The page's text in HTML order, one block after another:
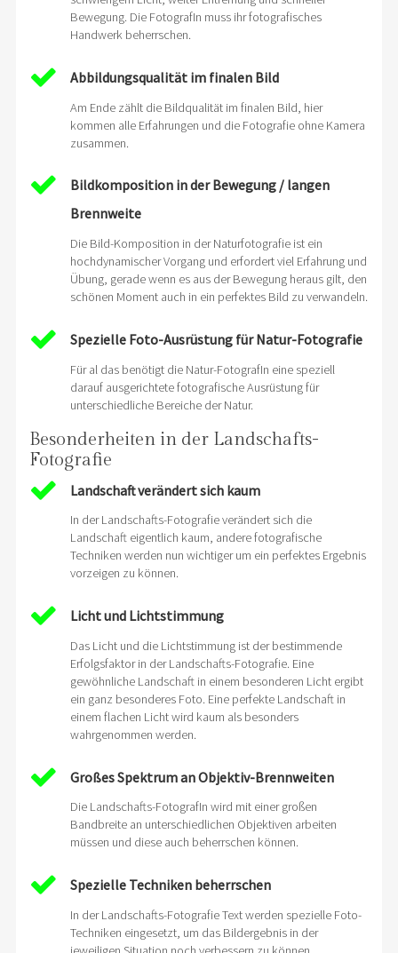
Bewegung. Die FotografIn muss ihr fotografisches
Handwerk beherrschen.
Abbildungsqualität im finalen Bild
Am Ende zählt die Bildqualität im finalen Bild, hier
kommen alle Erfahrungen und die Fotografie ohne Kamera
zusammen.
Bildkomposition in der Bewegung / langen
Brennweite
Die Bild-Komposition in der Naturfotografie ist ein
hochdynamischer Vorgang und erfordert viel Erfahrung und
Übung, gerade wenn es aus der Bewegung heraus gilt, den
schönen Moment auch in ein perfektes Bild zu verwandeln.
Spezielle Foto-Ausrüstung für Natur-Fotografie
Für al das benötigt die Natur-FotografIn eine speziell
darauf ausgerichtete fotografische Ausrüstung für
unterschiedliche Bereiche der Natur.
Besonderheiten in der Landschafts-
Fotografie
Landschaft verändert sich kaum
In der Landschafts-Fotografie verändert sich die
Landschaft eigentlich kaum, andere fotografische
Techniken werden nun wichtiger um ein perfektes Ergebnis
vorzeigen zu können.
Licht und Lichtstimmung
Das Licht und die Lichtstimmung ist der bestimmende
Erfolgsfaktor in der Landschafts-Fotografie. Eine
gewöhnliche Landschaft in einem besonderen Licht ergibt
ein ganz besonderes Foto. Eine perfekte Landschaft in
einem flachen Licht wird kaum als besonders
wahrgenommen werden.
Großes Spektrum an Objektiv-Brennweiten
Die Landschafts-FotografIn wird mit einer großen
Bandbreite an unterschiedlichen Objektiven arbeiten
müssen und diese auch beherrschen können.
Spezielle Techniken beherrschen
In der Landschafts-Fotografie Text werden spezielle Foto-
Techniken eingesetzt, um das Bildergebnis in der